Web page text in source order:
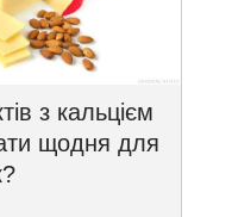
з кальцієм
щодня для